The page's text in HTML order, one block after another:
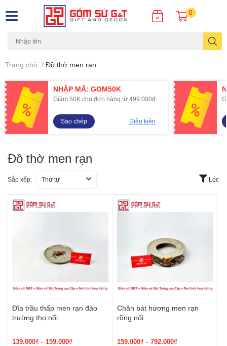
0
Trang chủ / Đồ thờ men rạn
NHẬP MÃ: GOM50K
Giảm 50K cho đơn hàng từ 499.000đ
Sao chép Điều kiện
Đồ thờ men rạn
Sắp xếp: Thứ tự Lọc
Đĩa trầu thấp men rạn đào
trường thọ nổi
139.000₫ - 159.000₫
Chân bát hương men rạn
rồng nổi
159.000₫ - 792.000₫